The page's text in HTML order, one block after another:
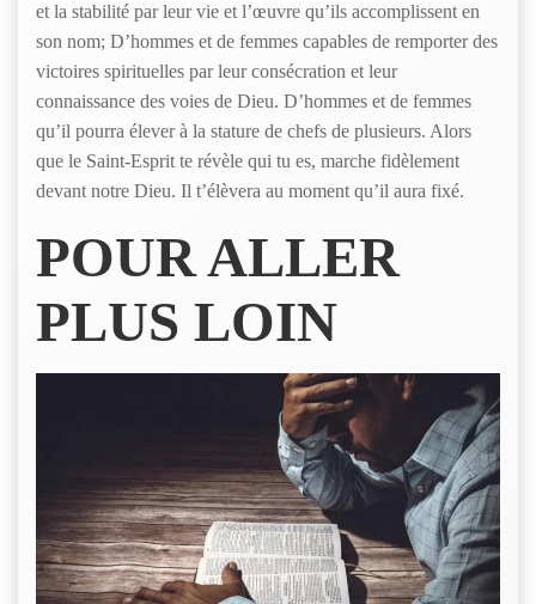
et la stabilité par leur vie et l’œuvre qu’ils accomplissent en
son nom; D’hommes et de femmes capables de remporter des
victoires spirituelles par leur consécration et leur
connaissance des voies de Dieu. D’hommes et de femmes
qu’il pourra élever à la stature de chefs de plusieurs. Alors
que le Saint-Esprit te révèle qui tu es, marche fidèlement
devant notre Dieu. Il t’élèvera au moment qu’il aura fixé.
POUR ALLER
PLUS LOIN